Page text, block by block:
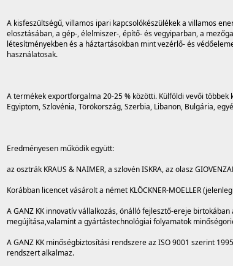
A kisfeszültségű, villamos ipari kapcsolókészülékek a villamos
elosztásában, a gép-, élelmiszer-, építő- és vegyiparban, a
létesítményekben és a háztartásokban mint vezérlő- és
használatosak.
A termékek exportforgalma 20-25 % közötti. Külföldi vevői
Egyiptom, Szlovénia, Törökország, Szerbia, Libanon, Bulgária,
Eredményesen működik együtt:
az osztrák KRAUS & NAIMER, a szlovén ISKRA, az olasz
Korábban licencet vásárolt a német KLÖCKNER-MOELLER
A GANZ KK innovatív vállalkozás, önálló fejlesztő-ereje
megújítása,valamint a gyártástechnológiai folyamatok
A GANZ KK minőségbiztosítási rendszere az ISO 9001 szerint
rendszert alkalmaz.